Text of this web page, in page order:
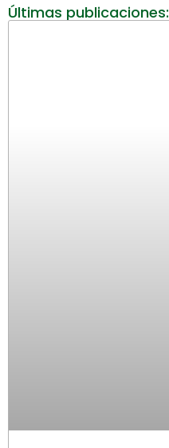
Últimas publicaciones: